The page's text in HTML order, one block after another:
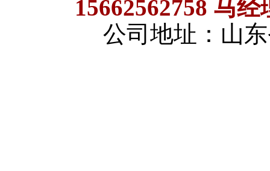
15662562758 马
公司地址：山